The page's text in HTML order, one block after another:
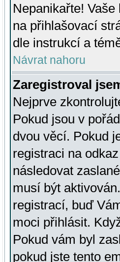
Nepanikařte!
na přihlašovací
dle instrukcí a
Návrat nahoru
Zaregistroval
Nejprve
Pokud jsou v
dvou věcí. Pokud
registraci na odkaz
následovat
musí být
registrací, buď
moci přihlásit.
Pokud vám byl
pokud jste tento